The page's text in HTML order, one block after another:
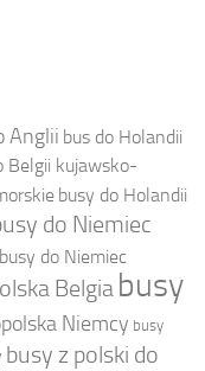
Anglii bus do Holandii
Belgii kujawsko-
busy do Holandii
do Niemiec
busy do Niemiec
Belgia busy
Niemcy busy
busy z polski do